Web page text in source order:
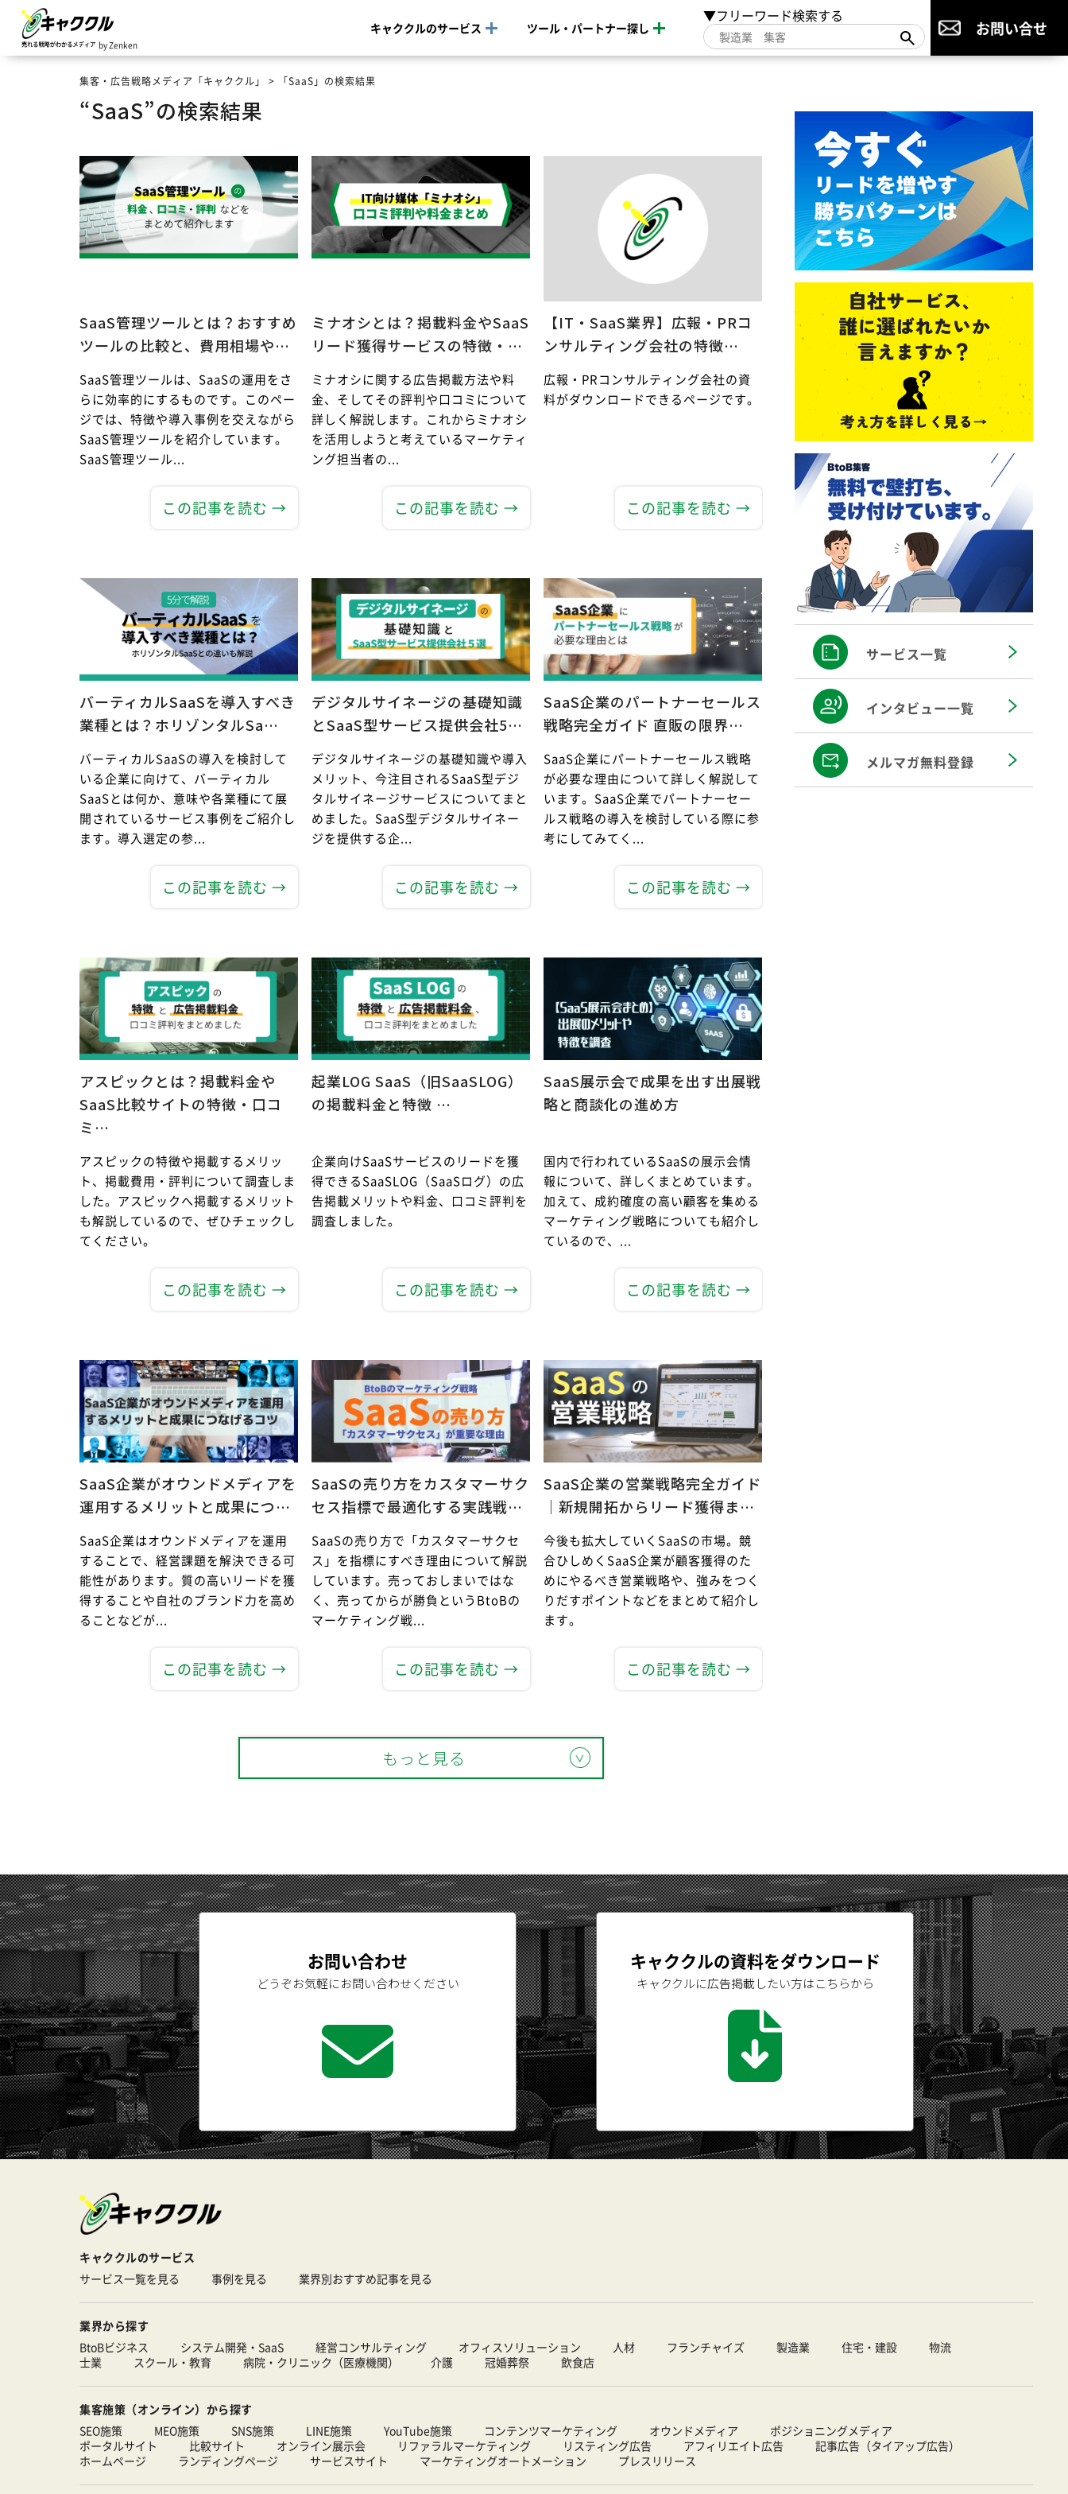
by Zenken
キャククルのサービス ツール・パートナー探し
▼フリーワード検索する
お問い合せ
集客・広告戦略メディア「キャククル」 > 「SaaS」の検索結果
“SaaS”の検索結果
SaaS管理ツールとは？おすすめ
ツールの比較と、費用相場や…
SaaS管理ツールは、SaaSの運用をさ
らに効率的にするものです。このペー
ジでは、特徴や導入事例を交えながら
SaaS管理ツールを紹介しています。
SaaS管理ツール...
この記事を読む →
ミナオシとは？掲載料金やSaaS
リード獲得サービスの特徴・…
ミナオシに関する広告掲載方法や料
金、そしてその評判や口コミについて
詳しく解説します。これからミナオシ
を活用しようと考えているマーケティ
ング担当者の...
この記事を読む →
【IT・SaaS業界】広報・PRコ
ンサルティング会社の特徴…
広報・PRコンサルティング会社の資
料がダウンロードできるページです。
この記事を読む →
バーティカルSaaSを導入すべき
業種とは？ホリゾンタルSa…
バーティカルSaaSの導入を検討して
いる企業に向けて、バーティカル
SaaSとは何か、意味や各業種にて展
開されているサービス事例をご紹介し
ます。導入選定の参...
この記事を読む →
デジタルサイネージの基礎知識
とSaaS型サービス提供会社5…
デジタルサイネージの基礎知識や導入
メリット、今注目されるSaaS型デジ
タルサイネージサービスについてまと
めました。SaaS型デジタルサイネー
ジを提供する企...
この記事を読む →
SaaS企業のパートナーセールス
戦略完全ガイド 直販の限界…
SaaS企業にパートナーセールス戦略
が必要な理由について詳しく解説して
います。SaaS企業でパートナーセー
ルス戦略の導入を検討している際に参
考にしてみてく...
この記事を読む →
アスピックとは？掲載料金や
SaaS比較サイトの特徴・口コ
ミ…
アスピックの特徴や掲載するメリッ
ト、掲載費用・評判について調査しま
した。アスピックへ掲載するメリット
も解説しているので、ぜひチェックし
てください。
この記事を読む →
起業LOG SaaS（旧SaaSLOG）
の掲載料金と特徴 …
企業向けSaaSサービスのリードを獲
得できるSaaSLOG（SaaSログ）の広
告掲載メリットや料金、口コミ評判を
調査しました。
この記事を読む →
SaaS展示会で成果を出す出展戦
略と商談化の進め方
国内で行われているSaaSの展示会情
報について、詳しくまとめています。
加えて、成約確度の高い顧客を集める
マーケティング戦略についても紹介し
ているので、...
この記事を読む →
SaaS企業がオウンドメディアを
運用するメリットと成果につ…
SaaS企業はオウンドメディアを運用
することで、経営課題を解決できる可
能性があります。質の高いリードを獲
得することや自社のブランド力を高め
ることなどが...
この記事を読む →
SaaSの売り方をカスタマーサク
セス指標で最適化する実践戦…
SaaSの売り方で「カスタマーサクセ
ス」を指標にすべき理由について解説
しています。売っておしまいではな
く、売ってからが勝負というBtoBの
マーケティング戦...
この記事を読む →
SaaS企業の営業戦略完全ガイド
｜新規開拓からリード獲得ま…
今後も拡大していくSaaSの市場。競
合ひしめくSaaS企業が顧客獲得のた
めにやるべき営業戦略や、強みをつく
りだすポイントなどをまとめて紹介し
ます。
この記事を読む →
もっと見る
サービス一覧
インタビュー一覧
メルマガ無料登録
お問い合わせ
どうぞお気軽にお問い合わせください
キャククルの資料をダウンロード
キャククルに広告掲載したい方はこちらから
キャククルのサービス
サービス一覧を見る
事例を見る 業界別おすすめ記事を見る
業界から探す
BtoBビジネス
システム開発・SaaS 経営コンサルティング オフィスソリューション 人材 フランチャイズ 製造業 住宅・建設
物流
士業
スクール・教育 病院・クリニック（医療機関） 介護 冠婚葬祭 飲食店
集客施策（オンライン）から探す
SEO施策
MEO施策 SNS施策 LINE施策 YouTube施策 コンテンツマーケティング オウンドメディア
ポジショニングメディア
ポータルサイト
比較サイト オンライン展示会 リファラルマーケティング リスティング広告 アフィリエイト広告
記事広告（タイアップ広告）
ホームページ
ランディングページ サービスサイト マーケティングオートメーション プレスリリース